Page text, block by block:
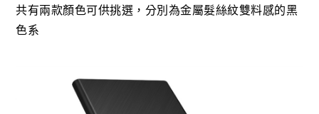
共有兩款顏色可供挑選，分別為金屬髮絲紋雙料感的黑
色系